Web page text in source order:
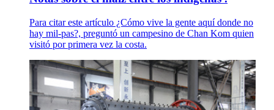
Para citar este artículo ¿Cómo vive la gente aquí donde no
hay mil-pas?, preguntó un campesino de Chan Kom quien
visitó por primera vez la costa.